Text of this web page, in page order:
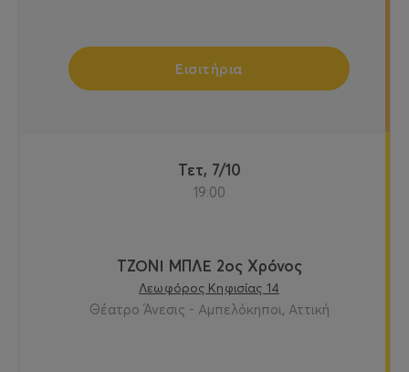
Εισιτήρια
Τετ, 7/10
19:00
ΤΖΟΝΙ ΜΠΛΕ 2ος Χρόνος
Λεωφόρος Κηφισίας 14
Θέατρο Άνεσις - Αμπελόκηποι, Αττική